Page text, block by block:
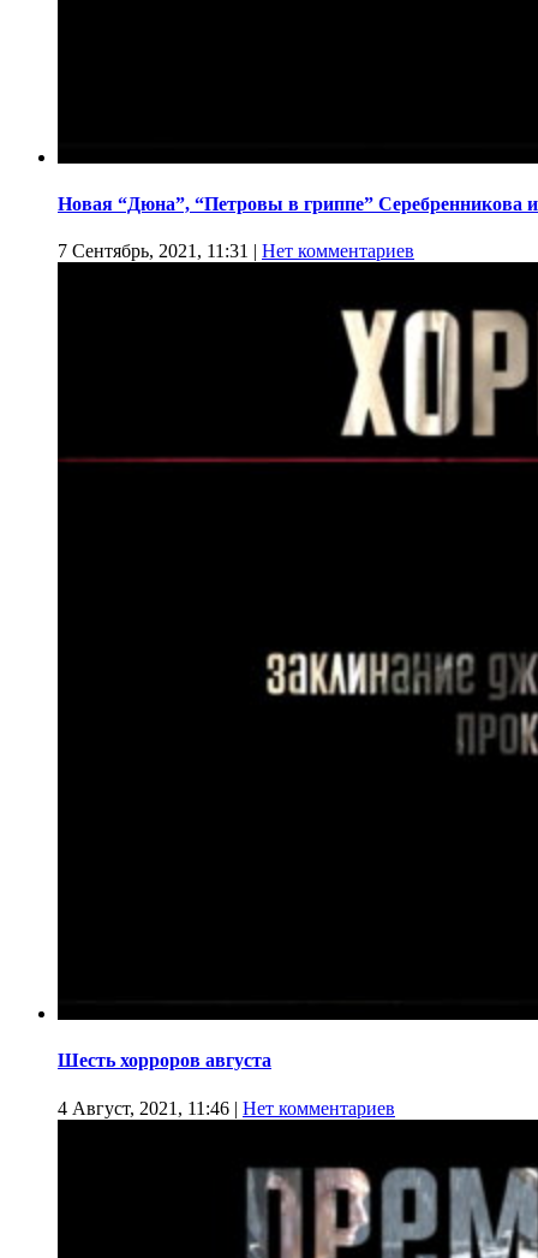
Новая “Дюна”, “Петровы в гриппе” Серебренникова
7 Сентябрь, 2021, 11:31 | Нет комментариев
Шесть хорроров августа
4 Август, 2021, 11:46 | Нет комментариев